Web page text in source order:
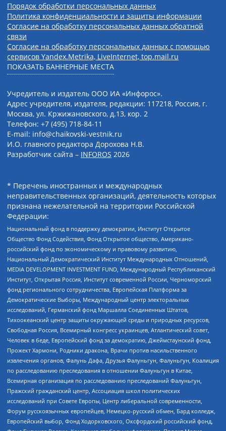
Порядок обработки персональных данных
Политика конфиденциальности и защиты информации
Согласие на обработку персональных данных обратной
связи
Согласие на обработку персональных данных с помощью
сервисов Yandex.Metrika, LiveInternet, top.mail.ru
ПОКАЗАТЬ БАННЕРНЫЕ МЕСТА
Учредитель и издатель ООО ИА «Инфорос».
Адрес учредителя, издателя, редакции: 117218, Россия, г.
Москва, ул. Кржижановского, д.13, кор. 2
Телефон: +7 (495) 718-84-11
E-mail: info@chaikovski-vestnik.ru
И.О. главного редактора Дорохова Н.В.
Разработчик сайта – INFOROS 2026
* Перечень иностранных и международных
неправительственных организаций, деятельность которых
признана нежелательной на территории Российской
Федерации:
Национальный фонд в поддержку демократии, Институт Открытое
Общество Фонд Содействия, Фонд Открытое общество, Американо-
российский фонд по экономическому и правовому развитию,
Национальный Демократический Институт Международных Отношений,
MEDIA DEVELOPMENT INVESTMENT FUND, Международный Республиканский
Институт, Открытая Россия, Институт современной России, Черноморский
фонд регионального сотрудничества, Европейская Платформа за
Демократические Выборы, Международный центр электоральных
исследований, Германский фонд Маршалла Соединенных Штатов,
Тихоокеанский центр защиты окружающей среды и природных ресурсов,
Свободная Россия, Всемирный конгресс украинцев, Атлантический совет,
Человек в беде, Европейский фонд за демократию, Джеймстаунский фонд,
Прожект Хармони, Родники дракона, Врачи против насильственного
извлечения органов, Фалунь Дафа, Друзья Фалуньгун, Фалуньгун, Коалиция
по расследованию преследования в отношении Фалуньгун в Китае,
Всемирная организация по расследованию преследований Фалуньгун,
Пражский гражданский центр, Ассоциация школ политических
исследований при Совете Европы, Центр либеральной современности,
Форум русскоязычных европейцев, Немецко-русский обмен, Бард колледж,
Европейский выбор, Фонд Ходорковского, Оксфордский российский фонд,